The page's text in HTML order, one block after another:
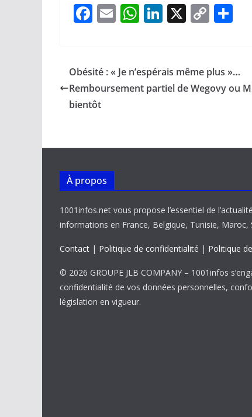
F
b
o
o
E
l
W
s
A
Li
e
dI
X C
y
Li
g
er
Obésité : « Je n’espérais même plus »…
Remboursement partiel de Wegovy ou
bientôt
À propos
1001infos.net vous propose l’essentiel de
informations en France, Belgique, Tunisie, Maroc,
Contact | Politique de confidentialité | Politique
© 2026 GROUPE JLB COMPANY – 1001infos
confidentialité de vos données personnelles,
législation en vigueur.